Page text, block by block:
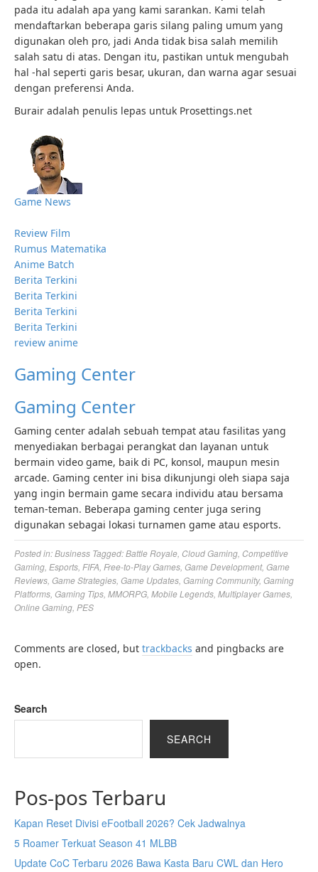
pada itu adalah apa yang kami sarankan. Kami telah
mendaftarkan beberapa garis silang paling umum yang
digunakan oleh pro, jadi Anda tidak bisa salah memilih
salah satu di atas. Dengan itu, pastikan untuk mengubah
hal -hal seperti garis besar, ukuran, dan warna agar sesuai
dengan preferensi Anda.
Burair adalah penulis lepas untuk Prosettings.net
Game News
Review Film
Rumus Matematika
Anime Batch
Berita Terkini
Berita Terkini
Berita Terkini
Berita Terkini
review anime
Gaming Center
Gaming Center
Gaming center adalah sebuah tempat atau fasilitas yang
menyediakan berbagai perangkat dan layanan untuk
bermain video game, baik di PC, konsol, maupun mesin
arcade. Gaming center ini bisa dikunjungi oleh siapa saja
yang ingin bermain game secara individu atau bersama
teman-teman. Beberapa gaming center juga sering
digunakan sebagai lokasi turnamen game atau esports.
Posted in:Business Tagged:Battle Royale Cloud Gaming Competitive
Gaming Esports FIFA Free-to-Play Games Game Development, Game
Reviews Game Strategies Game Updates Gaming Community, Gaming
Platforms Gaming Tips MMORPG Mobile Legends Multiplayer Games
Online Gaming PES
Comments are closed, but trackbacks and pingbacks are
open.
Search
SEARCH
Pos-pos Terbaru
Kapan Reset Divisi eFootball 2026? Cek Jadwalnya
5 Roamer Terkuat Season 41 MLBB
Update CoC Terbaru 2026 Bawa Kasta Baru CWL dan Hero